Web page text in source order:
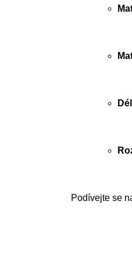
Podívejte se